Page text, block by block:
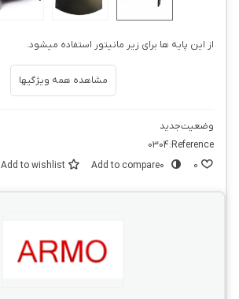
از این پایه ها برای زیر مانیتور استفاده میشود.
مشاهده همه ویژگیها
وضعیتجدید
Reference:
0304
0
Add to compare0
Add to wishlist